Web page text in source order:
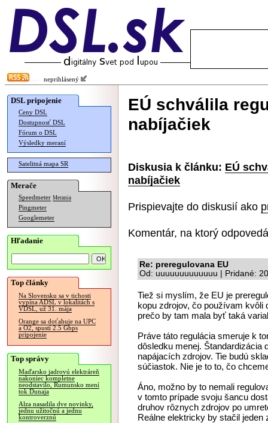
neprihlásený
DSL pripojenie
Ceny DSL
Dostupnosť DSL
Fórum o DSL
Výsledky meraní
Satelitná mapa SR
Merače
Speedmeter Merania
Pingmeter
Googlemeter
Hľadanie
Top články
Na Slovensku sa v tichosti
vypína ADSL v lokalitách s
VDSL, už 31. mája
Orange sa doťahuje na UPC
a O2, spustí 2.5 Gbps
pripojenie
Top správy
Maďarsko jadrovú elektráreň
nakoniec kompletne
neodstavilo, Rumunsko mení
tok Dunaja
Alza nasadila dve novinky,
jednu užitočnú a jednu
kontroverznú
EÚ schválila
nabíjačiek
Diskusia k článku: EÚ
nabíjačiek
Prispievajte do diskusií ako
Komentár, na ktorý
Re: preregulovana EU
Od: uuuuuuuuuuuuu | Pridané:
Tiež si myslím, že EU je
kopu zdrojov, čo používam kvôli
prečo by tam mala byť taká
Práve táto regulácia smeruje k
dôsledku menej. Štandardizácia
napájacích zdrojov. Tie budú
súčiastok. Nie je to to, čo
Áno, možno by to nemali
v tomto prípade svoju šancu
druhov rôznych zdrojov po
Reálne elektricky by stačil jeden